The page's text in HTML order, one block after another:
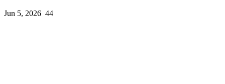
Jun 5, 2026 44